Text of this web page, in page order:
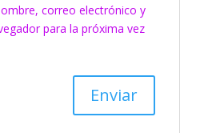
correo electrónico y
para la próxima vez